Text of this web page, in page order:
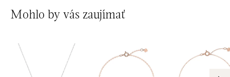
Mohlo by vás zaujímať